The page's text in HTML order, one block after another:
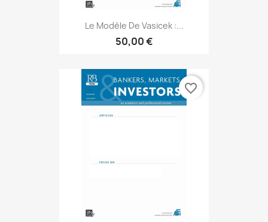
Le Modèle De Vasicek :...
50,00 €
favorite_border